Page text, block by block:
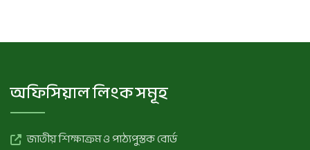
অফিসিয়াল লিংক সমূহ
জাতীয় শিক্ষাক্রম ও পাঠ্যপুস্তক বোর্ড